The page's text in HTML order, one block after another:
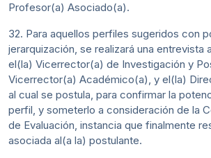
Profesor(a) Asociado(a).
32. Para aquellos perfiles sugeridos con
jerarquización, se realizará una entrevista
el(la) Vicerrector(a) de Investigación y
Vicerrector(a) Académico(a), y el(la)
al cual se postula, para confirmar la
perfil, y someterlo a consideración de la
de Evaluación, instancia que finalmente
asociada al(a la) postulante.